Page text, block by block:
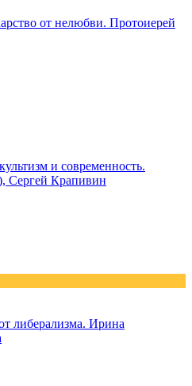
от нелюбви. Протоиерей
и современность.
Сергей Крапивин
либерализма. Ирина